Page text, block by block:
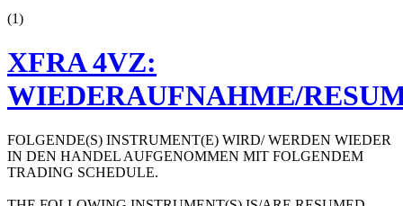
(1)
XFRA 4VZ:
WIEDERAUFNAHME/
FOLGENDE(S) INSTRUMENT(E) WIRD/ WERDEN WIEDER
IN DEN HANDEL AUFGENOMMEN MIT FOLGENDEM
TRADING SCHEDULE.